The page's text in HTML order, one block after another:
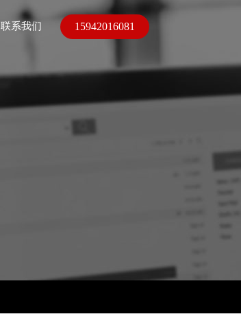
联系我们 15942016081